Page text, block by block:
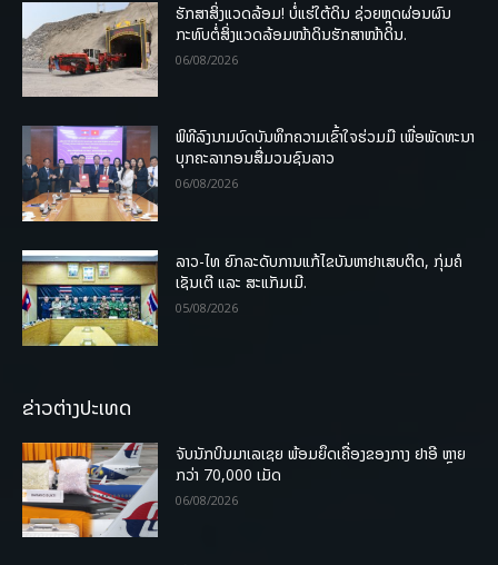
ຮັກສາສິ່ງແວດລ້ອມ! ບໍ່ແຮ່ໃຕ້ດິນ ຊ່ວຍຫຼຸດຜ່ອນຜົນ
ກະທົບຕໍ່ສິ່ງແວດລ້ອມໜ້າດິນຮັກສາໜ້າດິນ.
06/08/2026
ພິທີລົງນາມບົດບັນທຶກຄວາມເຂົ້າໃຈຮ່ວມມື ເພື່ອພັດທະນາ
ບຸກຄະລາກອນສື່ມວນຊົນລາວ
06/08/2026
ລາວ-ໄທ ຍົກລະດັບການແກ້ໄຂບັນຫາຢາເສບຕິດ, ກຸ່ມຄໍ
ເຊັນເຕີ ແລະ ສະແກັມເມີ.
05/08/2026
ຂ່າວຕ່າງປະເທດ
ຈັບນັກບິນມາເລເຊຍ ພ້ອມຍຶດເຄື່ອງຂອງກາງ ຢາອີ ຫຼາຍ
ກວ່າ 70,000 ເມັດ
06/08/2026